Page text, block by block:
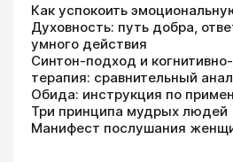
Как успокоить
Духовность: путь добра,
умного действия
Синтон-подход и
терапия: сравнительный
Обида: инструкция по
Три принципа мудрых людей
Манифест послушания